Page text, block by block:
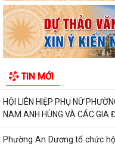
TIN MỚI
GIÁC HÀNH VI KINH DOANH
PHƯỜNG AN DƯƠNG
DÂY NÓNG VÀ TRANG
VIỆC GIAO ĐẤT Ở TÁI ĐỊNH CƯ
HỘI LIÊN HIỆP PHỤ NỮ
NAM ANH HÙNG VÀ CÁC GIA
Phường An Dương tổ chức